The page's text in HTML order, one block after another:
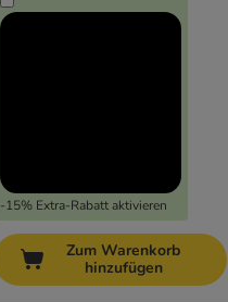
-15% Extra-Rabatt aktivieren
Zum Warenkorb
hinzufügen